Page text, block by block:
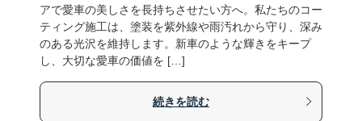
アで愛車の美しさを長持ちさせたい方へ。私たちのコー
ティング施工は、塗装を紫外線や雨汚れから守り、深み
のある光沢を維持します。新車のような輝きをキープ
し、大切な愛車の価値を […]
続きを読む